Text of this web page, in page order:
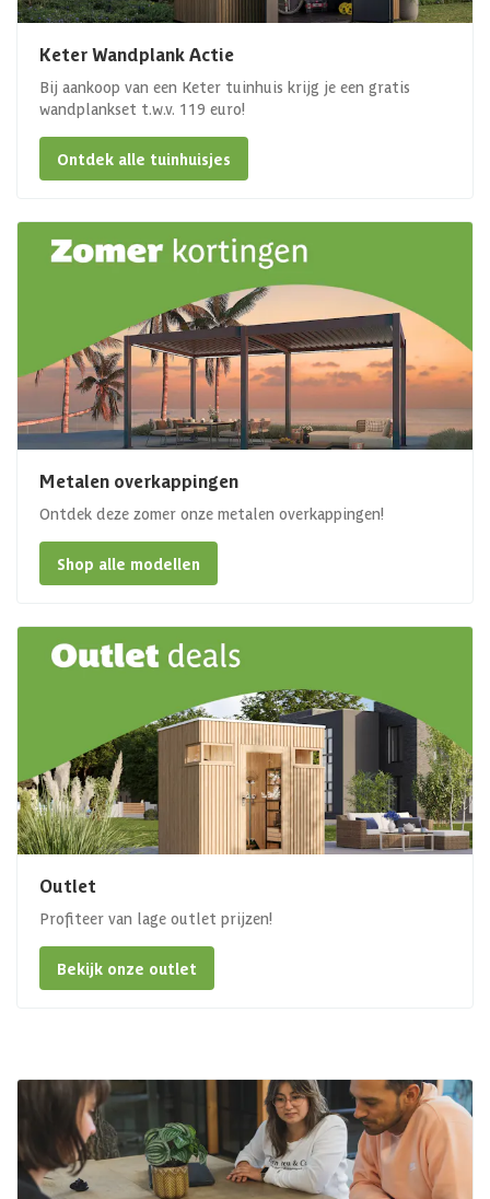
Keter Wandplank Actie
Bij aankoop van een Keter tuinhuis krijg je een gratis
wandplankset t.w.v. 119 euro!
Ontdek alle tuinhuisjes
Metalen overkappingen
Ontdek deze zomer onze metalen overkappingen!
Shop alle modellen
Outlet
Profiteer van lage outlet prijzen!
Bekijk onze outlet